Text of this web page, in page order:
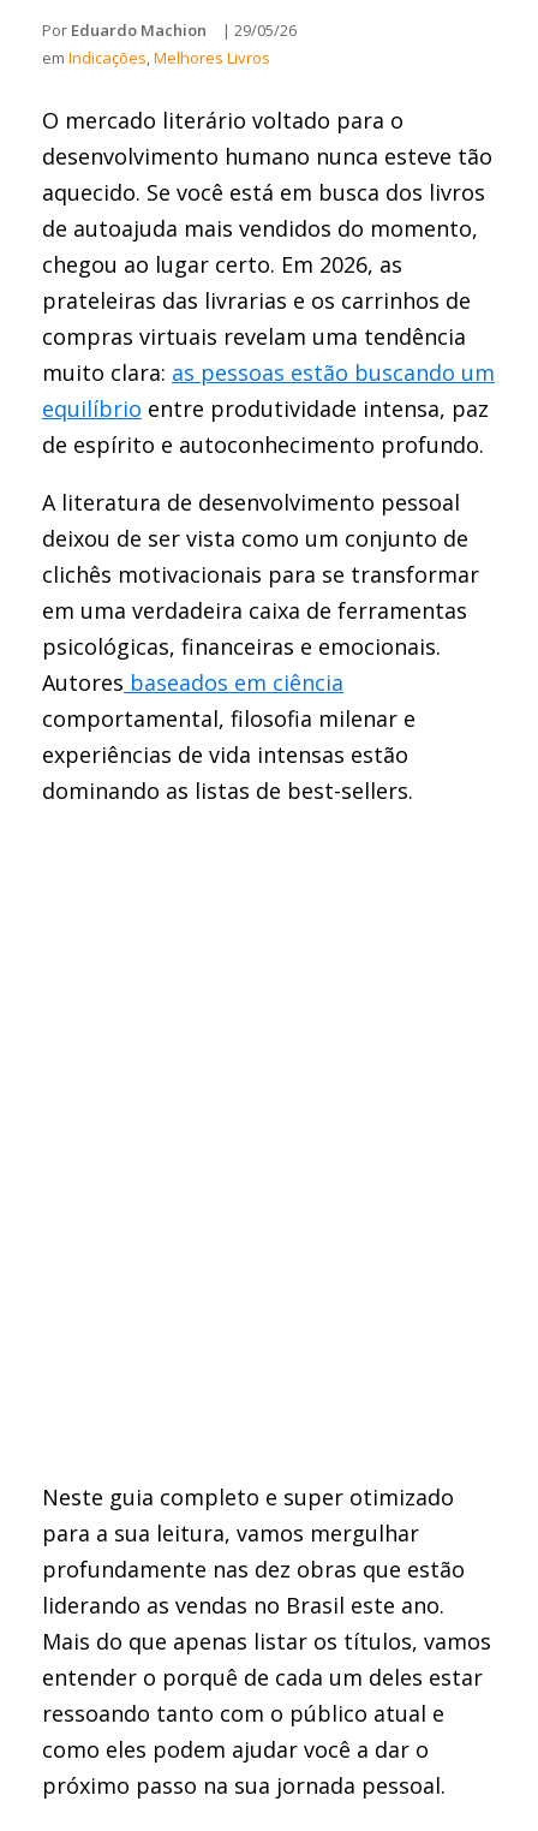
Por Eduardo Machion | 29/05/26
em Indicações,Melhores Livros
O mercado literário voltado para o
desenvolvimento humano nunca esteve tão
aquecido. Se você está em busca dos livros
de autoajuda mais vendidos do momento,
chegou ao lugar certo. Em 2026, as
prateleiras das livrarias e os carrinhos de
compras virtuais revelam uma tendência
muito clara: as pessoas estão buscando um
equilíbrio entre produtividade intensa, paz
de espírito e autoconhecimento profundo.
A literatura de desenvolvimento pessoal
deixou de ser vista como um conjunto de
clichês motivacionais para se transformar
em uma verdadeira caixa de ferramentas
psicológicas, financeiras e emocionais.
Autores baseados em ciência
comportamental, filosofia milenar e
experiências de vida intensas estão
dominando as listas de best-sellers.
Neste guia completo e super otimizado
para a sua leitura, vamos mergulhar
profundamente nas dez obras que estão
liderando as vendas no Brasil este ano.
Mais do que apenas listar os títulos, vamos
entender o porquê de cada um deles estar
ressoando tanto com o público atual e
como eles podem ajudar você a dar o
próximo passo na sua jornada pessoal.